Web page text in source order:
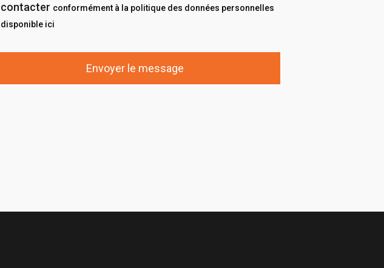
contacter conformément à la politique des données personnelles
disponible ici